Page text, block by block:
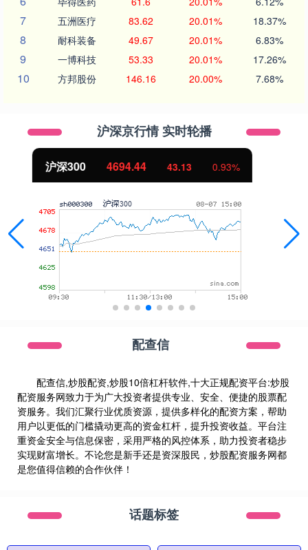
7 五洲医疗 83.62 20.01% 18.37%
8 耐科装备 49.67 20.01% 6.83%
9 一博科技 53.33 20.01% 17.26%
10 方邦股份 146.16 20.00% 7.68%
沪深京行情 实时轮播
北证50 1134.24 11.37 1.01%
配查信
配查信,炒股配资,炒股10倍杠杆软件,十大正规配资平台:炒股
配资服务网致力于为广大投资者提供专业、安全、便捷的股票配
资服务。我们汇聚行业优质资源，提供多样化的配资方案，帮助
用户以更低的门槛撬动更高的资金杠杆，提升投资收益。平台注
重资金安全与信息保密，采用严格的风控体系，助力投资者稳步
实现财富增长。不论您是新手还是资深股民，炒股配资服务网都
是您值得信赖的合作伙伴！
话题标签